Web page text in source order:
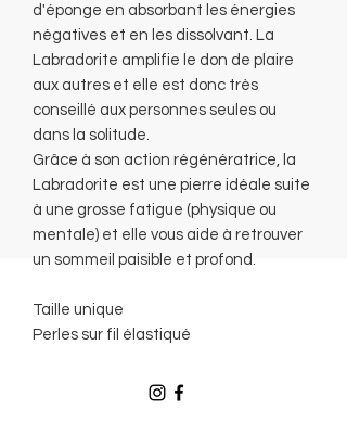
d'éponge en absorbant les énergies
négatives et en les dissolvant. La
Labradorite amplifie le don de plaire
aux autres et elle est donc très
conseillé aux personnes seules ou
dans la solitude.
Grâce à son action régénératrice, la
Labradorite est une pierre idéale suite
à une grosse fatigue (physique ou
mentale) et elle vous aide à retrouver
un sommeil paisible et profond.
Taille unique
Perles sur fil élastiqué